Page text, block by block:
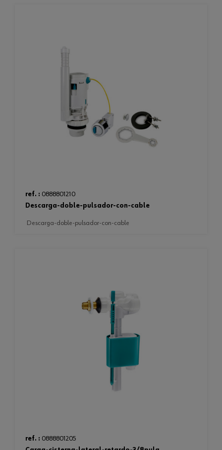
ref. : 0888801210
descarga-doble-pulsador-con-cable
descarga-doble-pulsador-con-cable
ref. : 0888801205